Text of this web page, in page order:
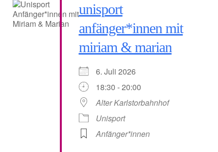
unisport
anfänger*innen mit
miriam & marian
6. Juli 2026
18:30 - 20:00
Alter Karlstorbahnhof
Unisport
Anfänger*innen